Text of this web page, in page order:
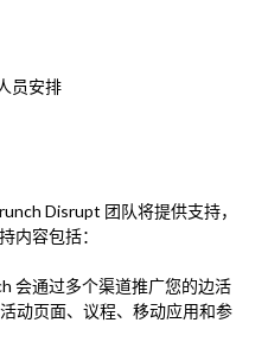
员安排
Disrupt 团队将提供支持，
内容包括：
会通过多个渠道推广您的边活
动页面、议程、移动应用和参